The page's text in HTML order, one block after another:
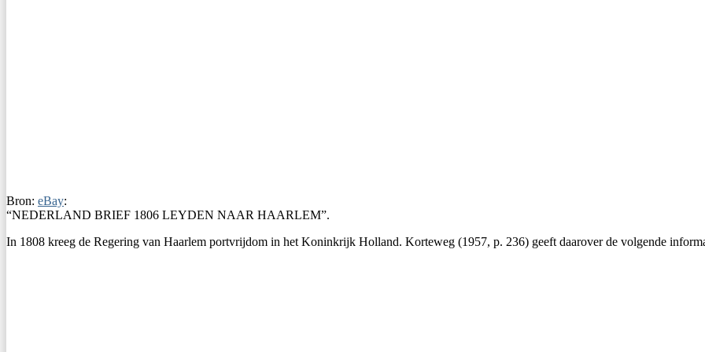
Bron: eBay:
“NEDERLAND BRIEF 1806 LEYDEN NAAR HAARLEM”.
In 1808 kreeg de Regering van Haarlem portvrijdom in het Koninkrijk Holland. Korteweg (1957, p. 236) geeft daarover de volgende